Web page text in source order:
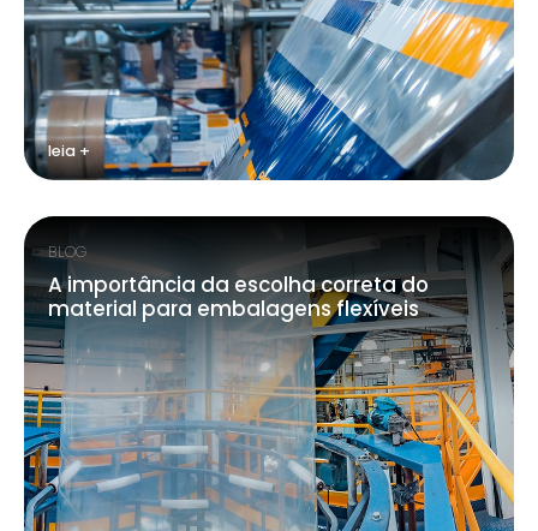
leia +
BLOG
A importância da escolha correta do
material para embalagens flexíveis